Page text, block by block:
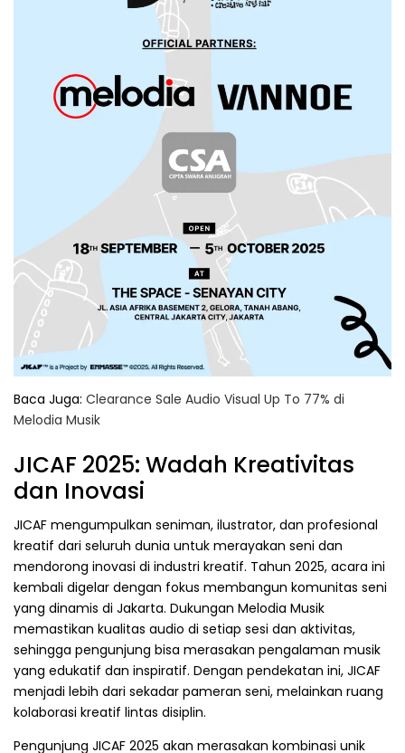
Baca Juga: Clearance Sale Audio Visual Up To 77% di
Melodia Musik
JICAF 2025: Wadah Kreativitas
dan Inovasi
JICAF mengumpulkan seniman, ilustrator, dan profesional
kreatif dari seluruh dunia untuk merayakan seni dan
mendorong inovasi di industri kreatif. Tahun 2025, acara ini
kembali digelar dengan fokus membangun komunitas seni
yang dinamis di Jakarta. Dukungan Melodia Musik
memastikan kualitas audio di setiap sesi dan aktivitas,
sehingga pengunjung bisa merasakan pengalaman musik
yang edukatif dan inspiratif. Dengan pendekatan ini, JICAF
menjadi lebih dari sekadar pameran seni, melainkan ruang
kolaborasi kreatif lintas disiplin.
Pengunjung JICAF 2025 akan merasakan kombinasi unik